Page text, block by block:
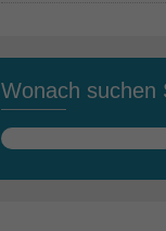
Wonach suchen
Suchen